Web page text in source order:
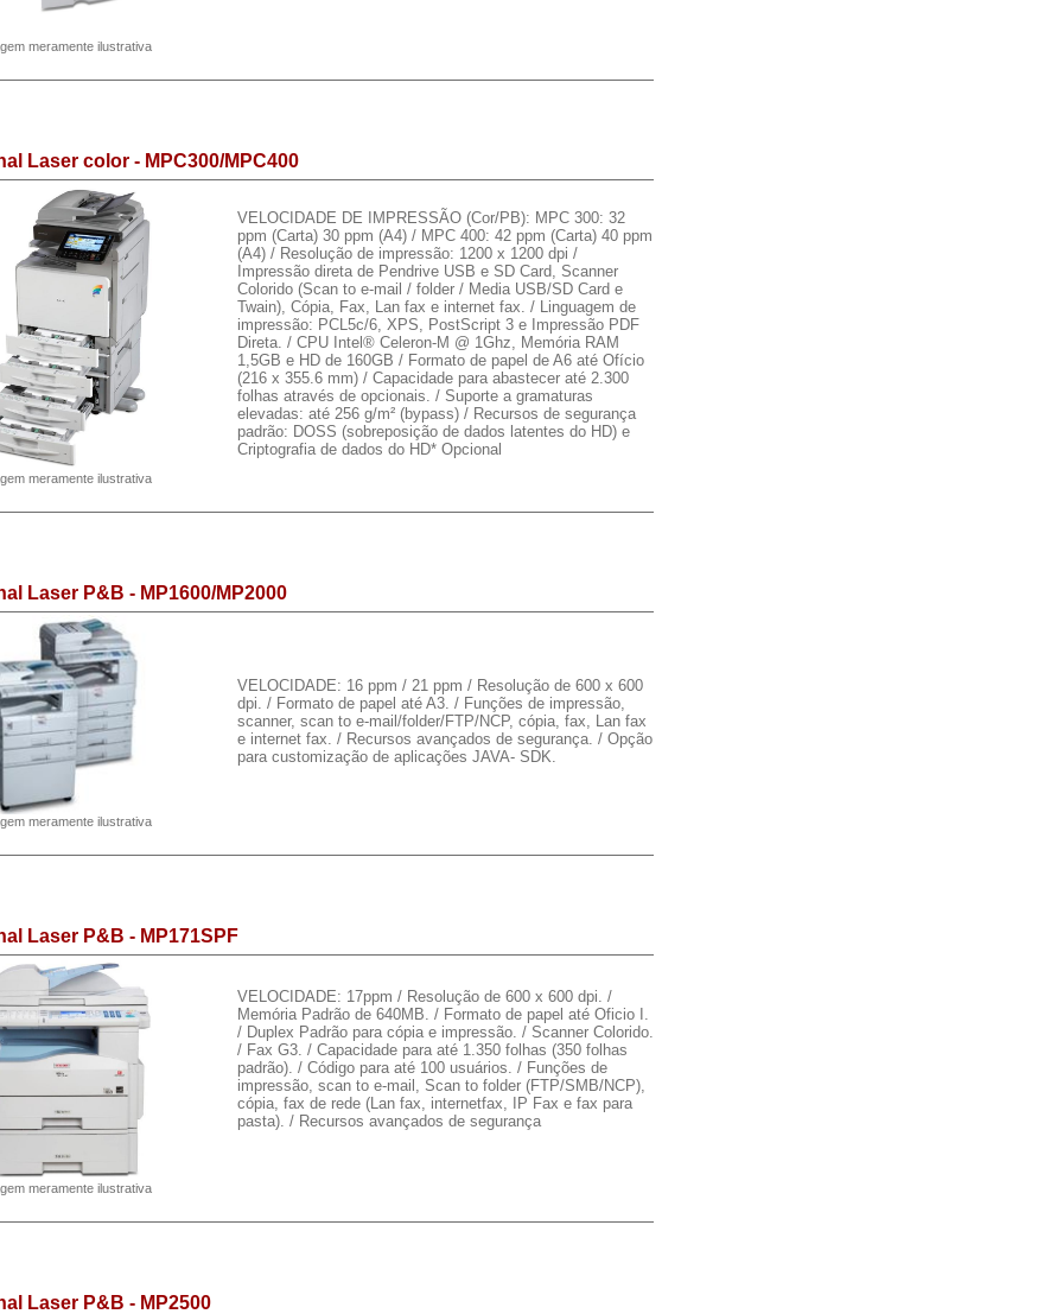
meramente ilustrativa
Laser color - MPC300/MPC400
meramente ilustrativa
VELOCIDADE DE IMPRESSÃO (Cor/PB): MPC 300: 32
ppm (Carta) 30 ppm (A4) / MPC 400: 42 ppm (Carta) 40 ppm
(A4) / Resolução de impressão: 1200 x 1200 dpi /
Impressão direta de Pendrive USB e SD Card, Scanner
Colorido (Scan to e-mail / folder / Media USB/SD Card e
Twain), Cópia, Fax, Lan fax e internet fax. / Linguagem de
impressão: PCL5c/6, XPS, PostScript 3 e Impressão PDF
Direta. / CPU Intel® Celeron-M @ 1Ghz, Memória RAM
1,5GB e HD de 160GB / Formato de papel de A6 até Ofício
(216 x 355.6 mm) / Capacidade para abastecer até 2.300
folhas através de opcionais. / Suporte a gramaturas
elevadas: até 256 g/m² (bypass) / Recursos de segurança
padrão: DOSS (sobreposição de dados latentes do HD) e
Criptografia de dados do HD* Opcional
Laser P&B - MP1600/MP2000
meramente ilustrativa
VELOCIDADE: 16 ppm / 21 ppm / Resolução de 600 x 600
dpi. / Formato de papel até A3. / Funções de impressão,
scanner, scan to e-mail/folder/FTP/NCP, cópia, fax, Lan fax
e internet fax. / Recursos avançados de segurança. / Opção
para customização de aplicações JAVA- SDK.
Laser P&B - MP171SPF
meramente ilustrativa
VELOCIDADE: 17ppm / Resolução de 600 x 600 dpi. /
Memória Padrão de 640MB. / Formato de papel até Oficio I.
/ Duplex Padrão para cópia e impressão. / Scanner Colorido.
/ Fax G3. / Capacidade para até 1.350 folhas (350 folhas
padrão). / Código para até 100 usuários. / Funções de
impressão, scan to e-mail, Scan to folder (FTP/SMB/NCP),
cópia, fax de rede (Lan fax, internetfax, IP Fax e fax para
pasta). / Recursos avançados de segurança
Laser P&B - MP2500